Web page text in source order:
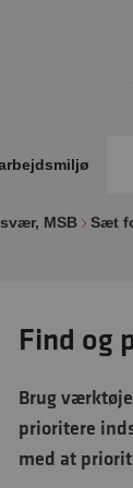
MSB Sæt
Find og
Brug
prioritere
med at